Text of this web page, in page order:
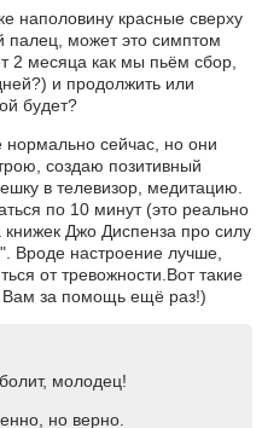
наполовину красные сверху
может это симптом
2 месяца как мы пьём сбор,
и продолжить или
будет?
сейчас, но они
создаю позитивный
в телевизор, медитацию.
по 10 минут (это реально
книжек Джо Диспенза про силу
Вроде настроение лучше,
от тревожности.Вот такие
Вам за помощь ещё раз!)
молодец!
но верно.